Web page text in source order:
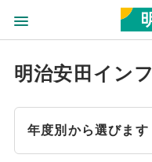
明治安田イン
年度別から選びます